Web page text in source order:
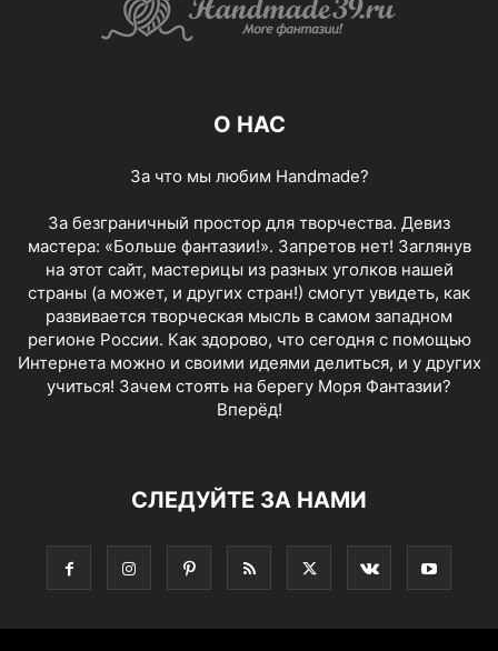
О НАС
За что мы любим Handmade?
За безграничный простор для творчества. Девиз
мастера: «Больше фантазии!». Запретов нет! Заглянув
на этот сайт, мастерицы из разных уголков нашей
страны (а может, и других стран!) смогут увидеть, как
развивается творческая мысль в самом западном
регионе России. Как здорово, что сегодня с помощью
Интернета можно и своими идеями делиться, и у других
учиться! Зачем стоять на берегу Моря Фантазии?
Вперёд!
СЛЕДУЙТЕ ЗА НАМИ